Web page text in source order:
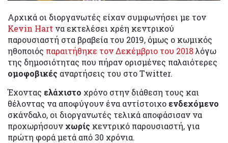
Αρχικά οι διοργανωτές είχαν συμφωνήσει με τον
Kevin Hart να εκτελέσει χρέη κεντρικού
παρουσιαστή στα βραβεία του 2019, όμως ο κωμικός
ηθοποιός παραιτήθηκε τον Δεκέμβριο του 2018λόγω
της δημοσιότητας που πήραν ορισμένες παλαιότερες
ομοφοβικές αναρτήσεις του στο Twitter.
Έχοντας ελάχιστο χρόνο στην διάθεση τους και
θέλοντας να αποφύγουν ένα αντίστοιχο ενδεχόμενο
σκάνδαλο, οι διοργανωτές τελικά αποφάσισαν να
προχωρήσουν χωρίς κεντρικό παρουσιαστή, για
πρώτη φορά μετά από 30 χρόνια.